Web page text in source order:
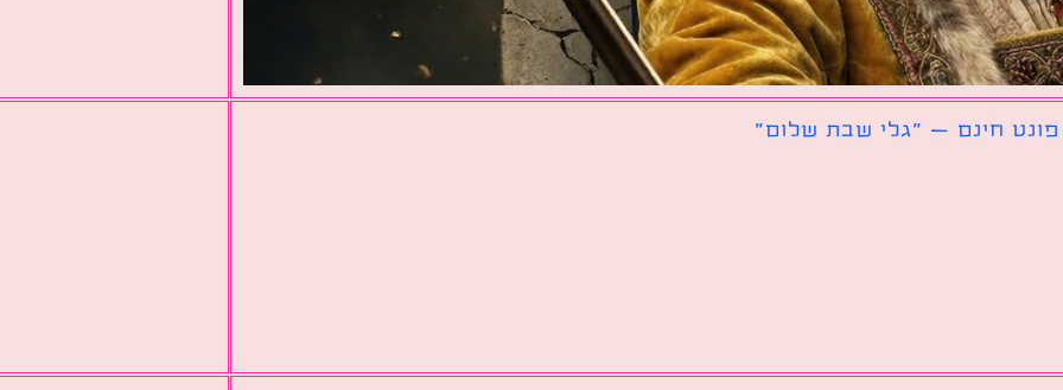
פונט חינם – ״גלי שבת שלום״